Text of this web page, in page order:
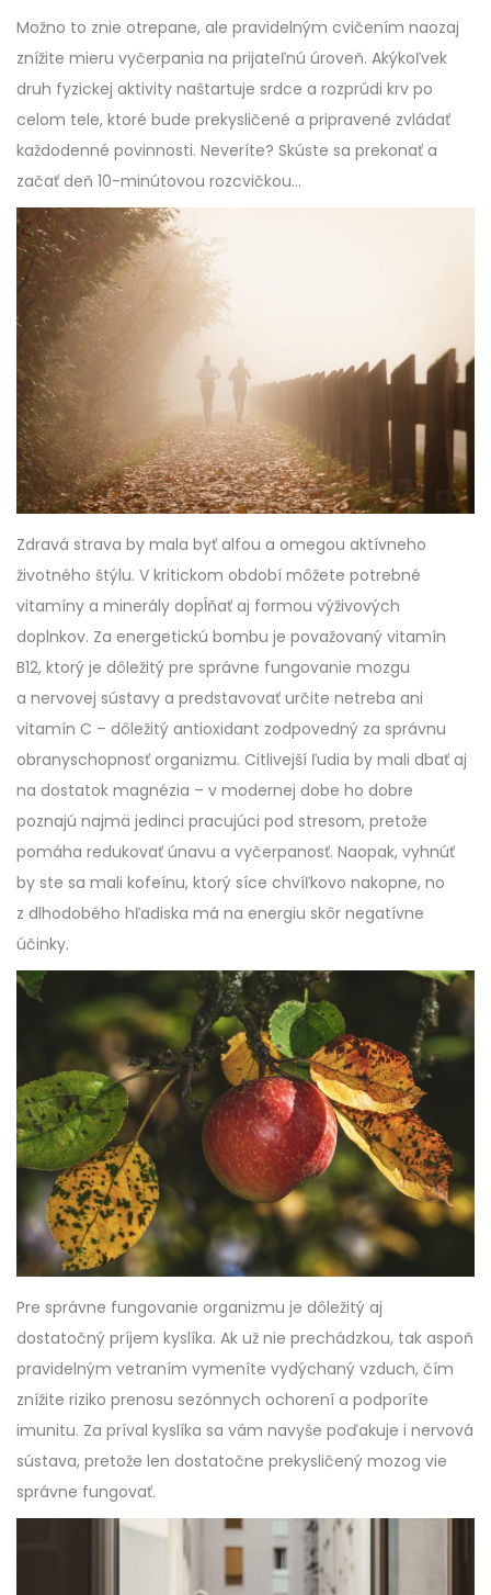
Možno to znie otrepane, ale pravidelným cvičením naozaj
znížite mieru vyčerpania na prijateľnú úroveň. Akýkoľvek
druh fyzickej aktivity naštartuje srdce a rozprúdi krv po
celom tele, ktoré bude prekysličené a pripravené zvládať
každodenné povinnosti. Neveríte? Skúste sa prekonať a
začať deň 10-minútovou rozcvičkou…
Zdravá strava by mala byť alfou a omegou aktívneho
životného štýlu. V kritickom období môžete potrebné
vitamíny a minerály dopĺňať aj formou výživových
doplnkov. Za energetickú bombu je považovaný vitamín
B12, ktorý je dôležitý pre správne fungovanie mozgu
a nervovej sústavy a predstavovať určite netreba ani
vitamín C – dôležitý antioxidant zodpovedný za správnu
obranyschopnosť organizmu. Citlivejší ľudia by mali dbať aj
na dostatok magnézia – v modernej dobe ho dobre
poznajú najmä jedinci pracujúci pod stresom, pretože
pomáha redukovať únavu a vyčerpanosť. Naopak, vyhnúť
by ste sa mali kofeínu, ktorý síce chvíľkovo nakopne, no
z dlhodobého hľadiska má na energiu skôr negatívne
účinky.
Pre správne fungovanie organizmu je dôležitý aj
dostatočný príjem kyslíka. Ak už nie prechádzkou, tak aspoň
pravidelným vetraním vymeníte vydýchaný vzduch, čím
znížite riziko prenosu sezónnych ochorení a podporíte
imunitu. Za príval kyslíka sa vám navyše poďakuje i nervová
sústava, pretože len dostatočne prekysličený mozog vie
správne fungovať.